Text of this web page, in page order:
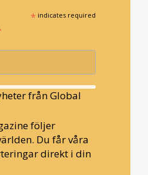
* indicates required
från Global
följer
Du får våra
direkt i din